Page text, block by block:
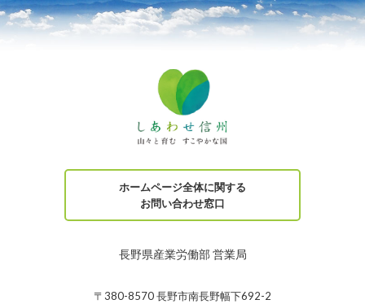
ホームページ全体に関する
お問い合わせ窓口
長野県産業労働部 営業局
〒380-8570 長野市南長野幅下692-2